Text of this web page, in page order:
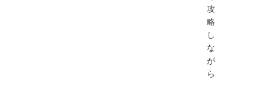
攻
略
し
な
が
ら